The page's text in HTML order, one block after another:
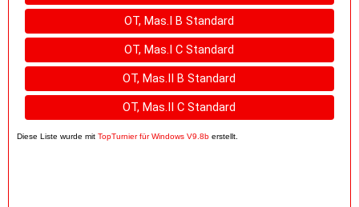
OT, Mas.I B Standard
OT, Mas.I C Standard
OT, Mas.II B Standard
OT, Mas.II C Standard
Diese Liste wurde mit TopTurnier für Windows V9.8b erstellt.